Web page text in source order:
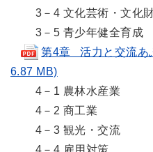
3－4 文化芸術・文化
3－5 青少年健全育成
第4章 活力と交流あ
6.87 MB)
4－1 農林水産業
4－2 商工業
4－3 観光・交流
4－4 雇用対策